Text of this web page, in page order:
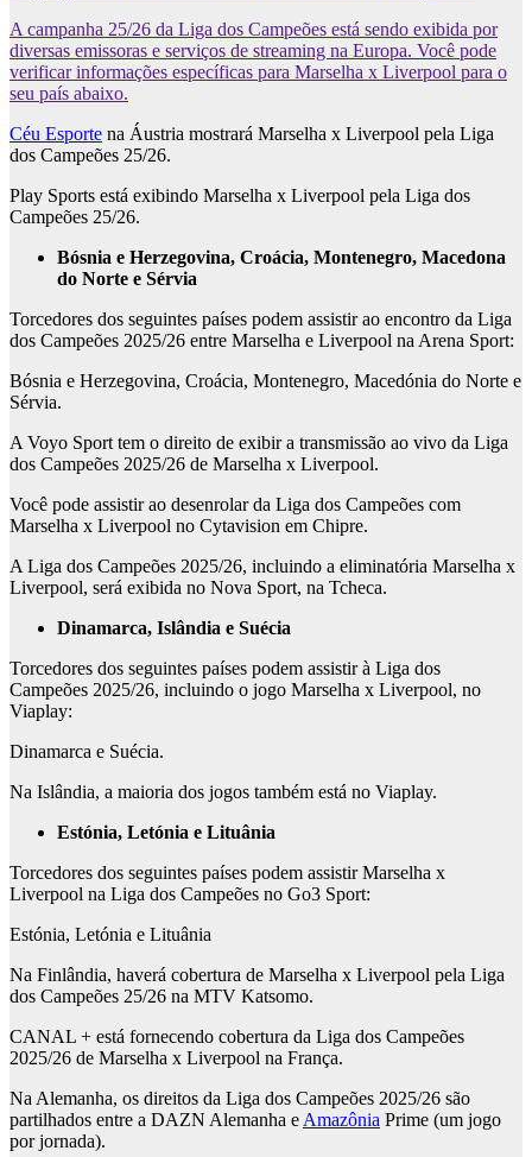
A campanha 25/26 da Liga dos Campeões está sendo exibida por
diversas emissoras e serviços de streaming na Europa. Você pode
verificar informações específicas para Marselha x Liverpool para o
seu país abaixo.
Céu Esporte na Áustria mostrará Marselha x Liverpool pela Liga
dos Campeões 25/26.
Play Sports está exibindo Marselha x Liverpool pela Liga dos
Campeões 25/26.
Bósnia e Herzegovina, Croácia, Montenegro, Macedona
do Norte e Sérvia
Torcedores dos seguintes países podem assistir ao encontro da Liga
dos Campeões 2025/26 entre Marselha e Liverpool na Arena Sport:
Bósnia e Herzegovina, Croácia, Montenegro, Macedónia do Norte e
Sérvia.
A Voyo Sport tem o direito de exibir a transmissão ao vivo da Liga
dos Campeões 2025/26 de Marselha x Liverpool.
Você pode assistir ao desenrolar da Liga dos Campeões com
Marselha x Liverpool no Cytavision em Chipre.
A Liga dos Campeões 2025/26, incluindo a eliminatória Marselha x
Liverpool, será exibida no Nova Sport, na Tcheca.
Dinamarca, Islândia e Suécia
Torcedores dos seguintes países podem assistir à Liga dos
Campeões 2025/26, incluindo o jogo Marselha x Liverpool, no
Viaplay:
Dinamarca e Suécia.
Na Islândia, a maioria dos jogos também está no Viaplay.
Estónia, Letónia e Lituânia
Torcedores dos seguintes países podem assistir Marselha x
Liverpool na Liga dos Campeões no Go3 Sport:
Estónia, Letónia e Lituânia
Na Finlândia, haverá cobertura de Marselha x Liverpool pela Liga
dos Campeões 25/26 na MTV Katsomo.
CANAL + está fornecendo cobertura da Liga dos Campeões
2025/26 de Marselha x Liverpool na França.
Na Alemanha, os direitos da Liga dos Campeões 2025/26 são
partilhados entre a DAZN Alemanha e Amazônia Prime (um jogo
por jornada).